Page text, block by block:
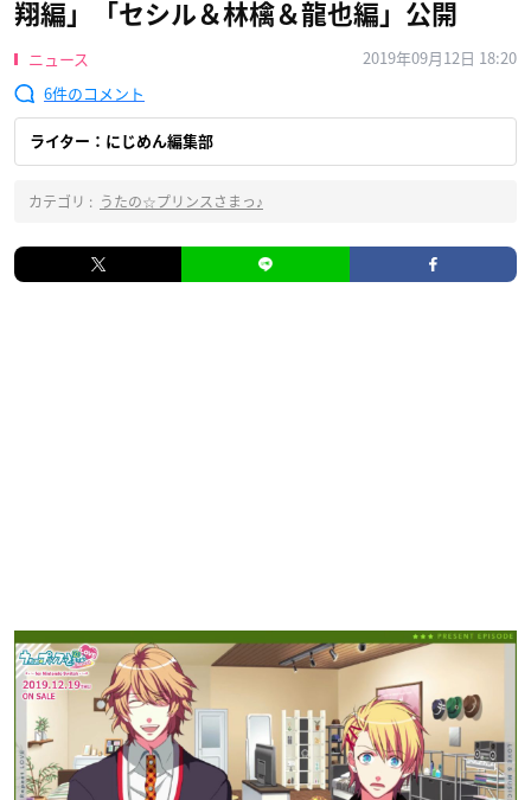
翔編」「セシル＆林檎＆龍也編」公開
ニュース
2019年09月12日 18:20
6
ライター：にじめん編集部
カテゴリ : うたの☆プリンスさまっ♪